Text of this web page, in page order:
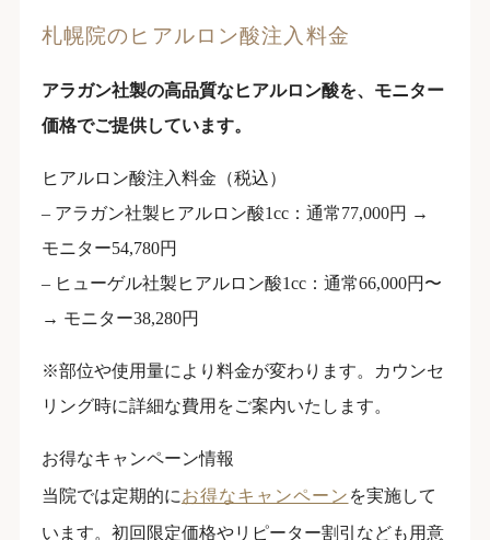
札幌院のヒアルロン酸注入料金
アラガン社製の高品質なヒアルロン酸を、モニター
価格でご提供しています。
ヒアルロン酸注入料金（税込）
– アラガン社製ヒアルロン酸1cc：通常77,000円 →
モニター54,780円
– ヒューゲル社製ヒアルロン酸1cc：通常66,000円〜
→ モニター38,280円
※部位や使用量により料金が変わります。カウンセ
リング時に詳細な費用をご案内いたします。
お得なキャンペーン情報
当院では定期的にお得なキャンペーン を実施して
います。初回限定価格やリピーター割引なども用意